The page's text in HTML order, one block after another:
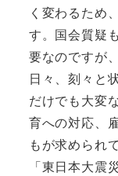
く変わるため
す。国会質疑
要なのですが
日々、刻々と
だけでも大変
育への対応、
もが求められ
「東日本大震